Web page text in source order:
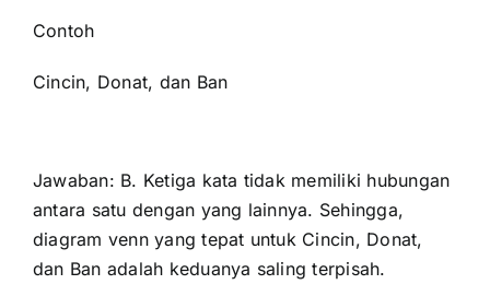
Contoh
Cincin, Donat, dan Ban
Jawaban: B. Ketiga kata tidak memiliki hubungan
antara satu dengan yang lainnya. Sehingga,
diagram venn yang tepat untuk Cincin, Donat,
dan Ban adalah keduanya saling terpisah.